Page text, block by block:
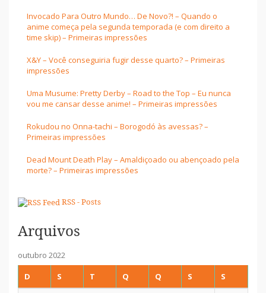
Invocado Para Outro Mundo… De Novo?! – Quando o
anime começa pela segunda temporada (e com direito a
time skip) – Primeiras impressões
X&Y – Você conseguiria fugir desse quarto? – Primeiras
impressões
Uma Musume: Pretty Derby – Road to the Top – Eu nunca
vou me cansar desse anime! – Primeiras impressões
Rokudou no Onna-tachi – Borogodó às avessas? –
Primeiras impressões
Dead Mount Death Play – Amaldiçoado ou abençoado pela
morte? – Primeiras impressões
RSS - Posts
Arquivos
outubro 2022
D
S T Q Q S S